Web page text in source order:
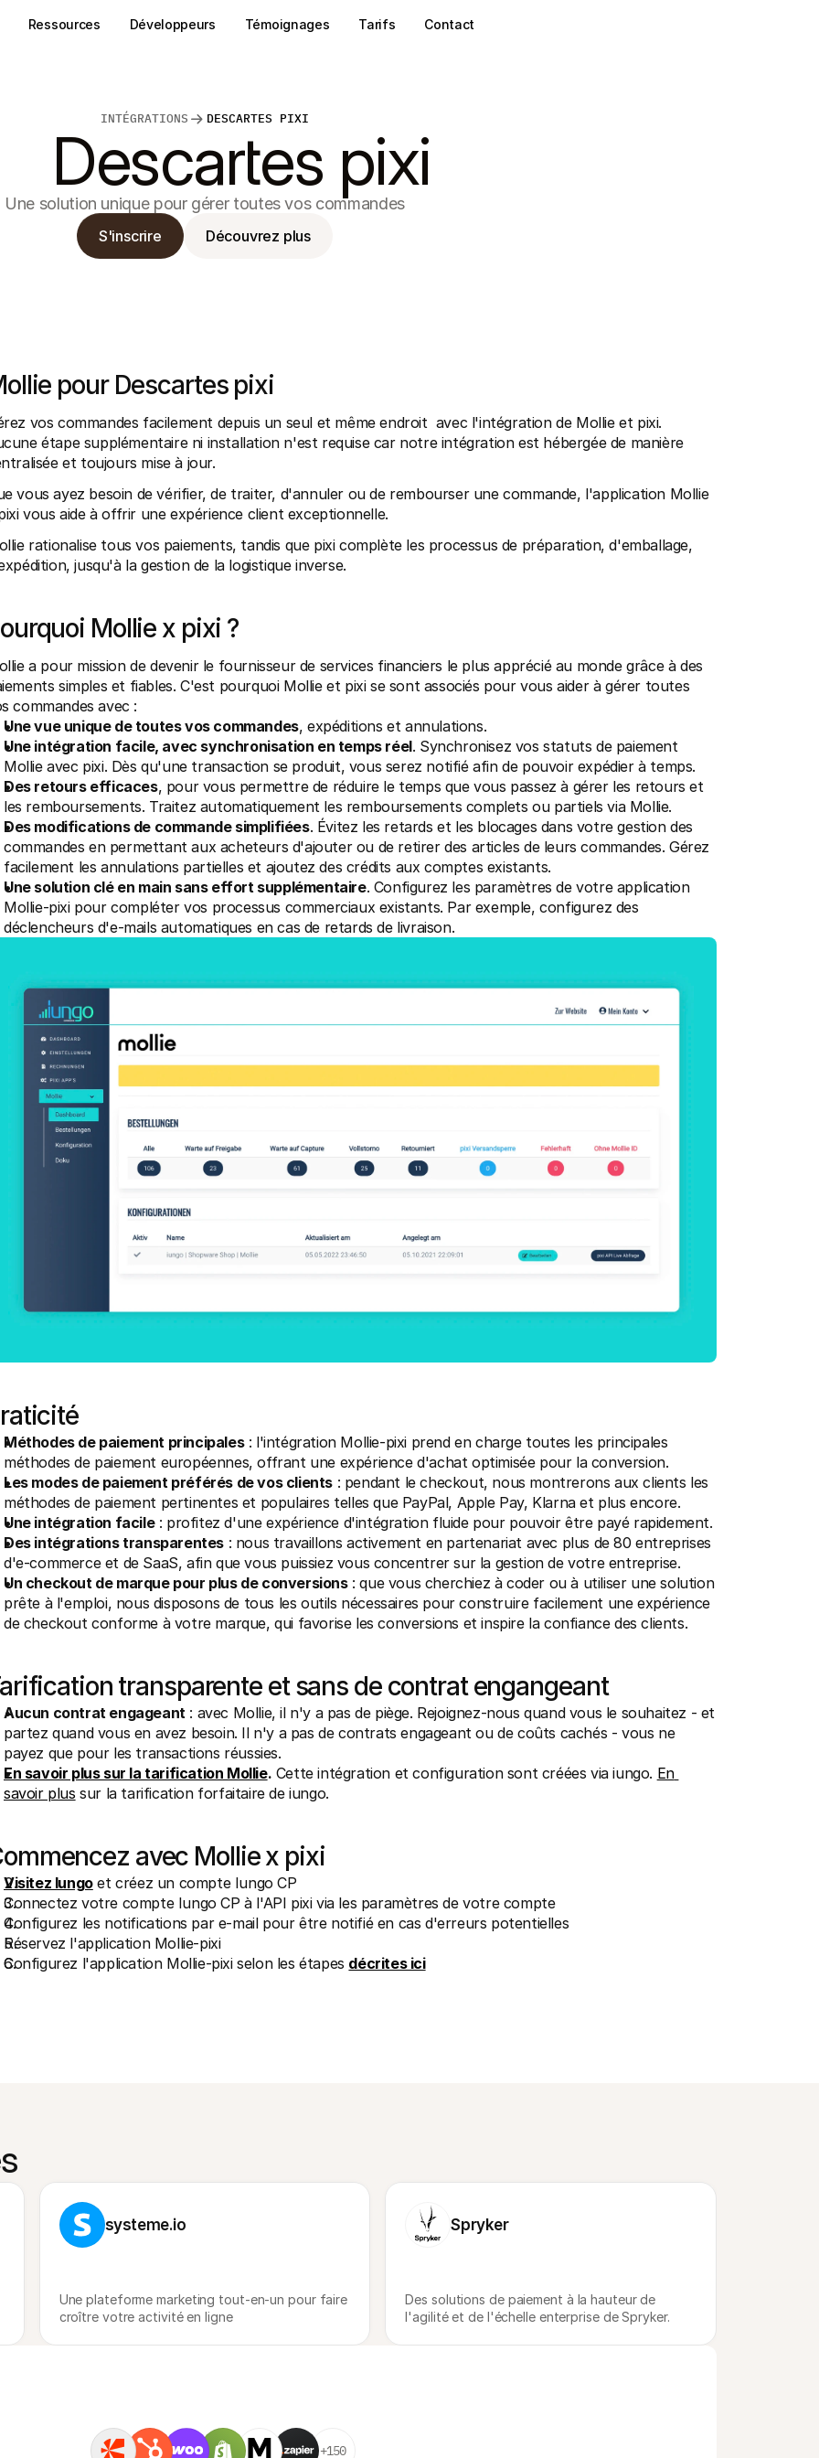
INTÉGRATIONS DESCARTES PIXI
Descartes pixi
Une solution unique pour gérer toutes vos commandes
S'inscrire Découvrez plus
pour Descartes pixi
vos commandes facilement depuis un seul et même endroit  avec l'intégration de Mollie et pixi.
étape supplémentaire ni installation n'est requise car notre intégration est hébergée de manière
et toujours mise à jour.
vous ayez besoin de vérifier, de traiter, d'annuler ou de rembourser une commande, l'application Mollie
vous aide à offrir une expérience client exceptionnelle.
rationalise tous vos paiements, tandis que pixi complète les processus de préparation, d'emballage,
jusqu'à la gestion de la logistique inverse.
Mollie x pixi ?
a pour mission de devenir le fournisseur de services financiers le plus apprécié au monde grâce à des
simples et fiables. C'est pourquoi Mollie et pixi se sont associés pour vous aider à gérer toutes
commandes avec :
Une vue unique de toutes vos commandes, expéditions et annulations.
Une intégration facile, avec synchronisation en temps réel. Synchronisez vos statuts de paiement
Mollie avec pixi. Dès qu'une transaction se produit, vous serez notifié afin de pouvoir expédier à temps.
Des retours efficaces, pour vous permettre de réduire le temps que vous passez à gérer les retours et
les remboursements. Traitez automatiquement les remboursements complets ou partiels via Mollie.
Des modifications de commande simplifiées. Évitez les retards et les blocages dans votre gestion des
commandes en permettant aux acheteurs d'ajouter ou de retirer des articles de leurs commandes. Gérez
facilement les annulations partielles et ajoutez des crédits aux comptes existants.
Une solution clé en main sans effort supplémentaire. Configurez les paramètres de votre application
Mollie-pixi pour compléter vos processus commerciaux existants. Par exemple, configurez des
déclencheurs d'e-mails automatiques en cas de retards de livraison.
Méthodes de paiement principales : l'intégration Mollie-pixi prend en charge toutes les principales
méthodes de paiement européennes, offrant une expérience d'achat optimisée pour la conversion.
Les modes de paiement préférés de vos clients : pendant le checkout, nous montrerons aux clients les
méthodes de paiement pertinentes et populaires telles que PayPal, Apple Pay, Klarna et plus encore.
Une intégration facile : profitez d'une expérience d'intégration fluide pour pouvoir être payé rapidement.
Des intégrations transparentes : nous travaillons activement en partenariat avec plus de 80 entreprises
d'e-commerce et de SaaS, afin que vous puissiez vous concentrer sur la gestion de votre entreprise.
Un checkout de marque pour plus de conversions : que vous cherchiez à coder ou à utiliser une solution
prête à l'emploi, nous disposons de tous les outils nécessaires pour construire facilement une expérience
de checkout conforme à votre marque, qui favorise les conversions et inspire la confiance des clients.
transparente et sans de contrat engangeant
Aucun contrat engageant : avec Mollie, il n'y a pas de piège. Rejoignez-nous quand vous le souhaitez - et
partez quand vous en avez besoin. Il n'y a pas de contrats engageant ou de coûts cachés - vous ne
payez que pour les transactions réussies.
En savoir plus sur la tarification Mollie. Cette intégration et configuration sont créées via iungo. En
savoir plus sur la tarification forfaitaire de iungo.
avec Mollie x pixi
Visitez Iungo et créez un compte Iungo CP
Connectez votre compte Iungo CP à l'API pixi via les paramètres de votre compte
Configurez les notifications par e-mail pour être notifié en cas d'erreurs potentielles
Réservez l'application Mollie-pixi
Configurez l'application Mollie-pixi selon les étapes décrites ici
systeme.io
Une plateforme marketing tout-en-un pour faire
croître votre activité en ligne
Spryker
Des solutions de paiement à la hauteur de
l'agilité et de l'échelle enterprise de Spryker.
+150
Ressources Développeurs Témoignages Tarifs Contact